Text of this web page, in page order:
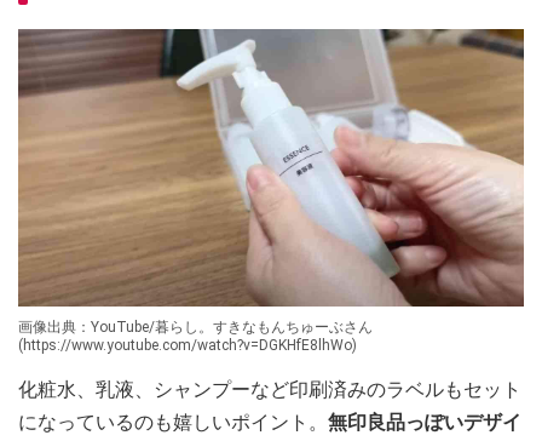
画像出典：YouTube/暮らし。すきなもんちゅーぶさん
(https://www.youtube.com/watch?v=DGKHfE8lhWo)
化粧水、乳液、シャンプーなど印刷済みのラベルもセット
になっているのも嬉しいポイント。 無印良品っぽいデザイ